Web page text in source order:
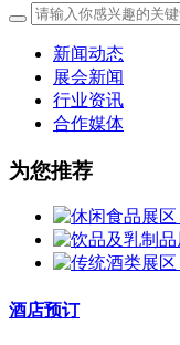
新闻动态
展会新闻
行业资讯
合作媒体
为您推荐
酒店预订